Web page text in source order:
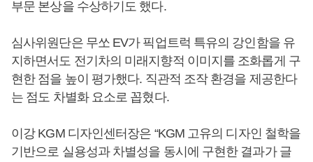
부문 본상을 수상하기도 했다.
심사위원단은 무쏘 EV가 픽업트럭 특유의 강인함을 유
지하면서도 전기차의 미래지향적 이미지를 조화롭게 구
현한 점을 높이 평가했다. 직관적 조작 환경을 제공한다
는 점도 차별화 요소로 꼽혔다.
이강 KGM 디자인센터장은 “KGM 고유의 디자인 철학을
기반으로 실용성과 차별성을 동시에 구현한 결과가 글